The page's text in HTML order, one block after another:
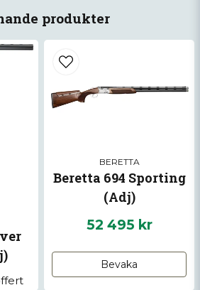
produkter
BERETTA
Beretta 694 Sporting
(Adj)
52 495 kr
Bevaka
låda baserad på
och balans vid
smidigare öppning och
och justerbar LOP
Optimabore® HP-
övre spång
ventilerade